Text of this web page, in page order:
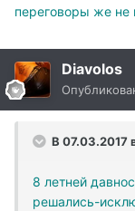
переговоры же не
Diavolos
В 07.03.2017
8 летней
решались-